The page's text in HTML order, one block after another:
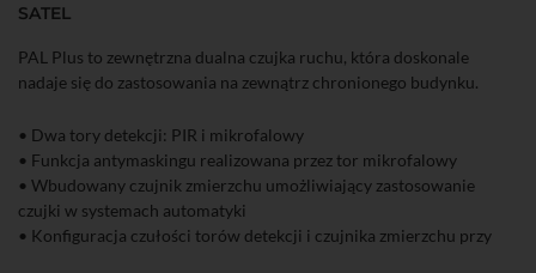
SATEL
PAL Plus to zewnętrzna dualna czujka ruchu, która doskonale
nadaje się do zastosowania na zewnątrz chronionego budynku.
• Dwa tory detekcji: PIR i mikrofalowy
• Funkcja antymaskingu realizowana przez tor mikrofalowy
• Wbudowany czujnik zmierzchu umożliwiający zastosowanie
czujki w systemach automatyki
• Konfiguracja czułości torów detekcji i czujnika zmierzchu przy